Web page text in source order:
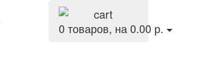
0 товаров, на 0.00 р.